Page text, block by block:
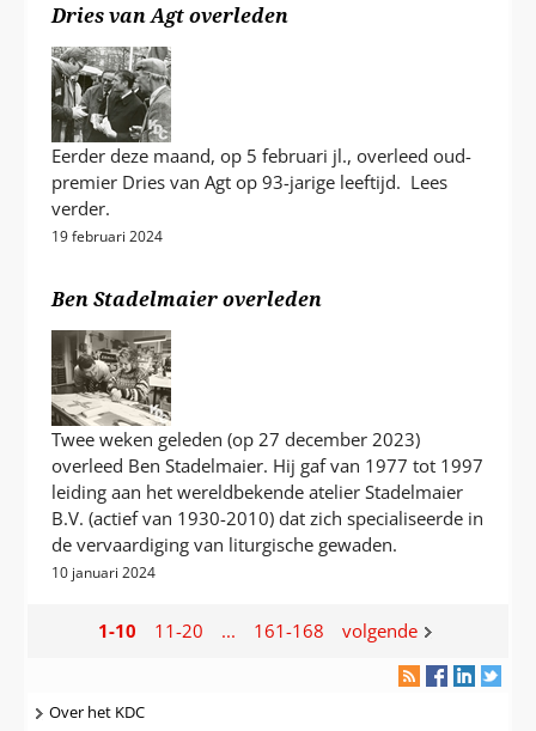
Dries van Agt overleden
Eerder deze maand, op 5 februari jl., overleed oud-
premier Dries van Agt op 93-jarige leeftijd. Lees
verder.
19 februari 2024
Ben Stadelmaier overleden
Twee weken geleden (op 27 december 2023)
overleed Ben Stadelmaier. Hij gaf van 1977 tot 1997
leiding aan het wereldbekende atelier Stadelmaier
B.V. (actief van 1930-2010) dat zich specialiseerde in
de vervaardiging van liturgische gewaden.
10 januari 2024
resultaten
1-10 resultaten
11-20 ... resultaten
161-168 volgenderesultaten
Navigatie
Over het KDC